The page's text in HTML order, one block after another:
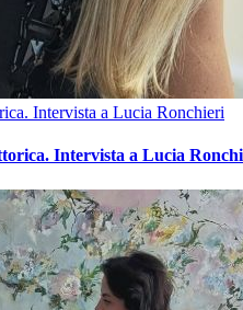
Intervista a Lucia Ronchieri
Intervista a Lucia